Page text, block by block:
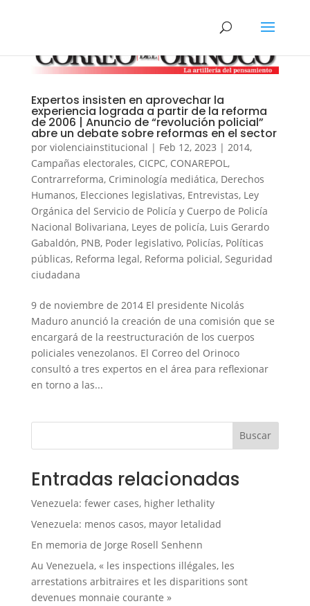
Expertos insisten en aprovechar la
experiencia lograda a partir de la reforma
de 2006 | Anuncio de “revolución policial”
abre un debate sobre reformas en el sector
por violenciainstitucional | Feb 12, 2023 | 2014,
Campañas electorales, CICPC, CONAREPOL ,
Contrarreforma, Criminología mediática, Derechos
Humanos, Elecciones legislativas, Entrevistas, Ley
Orgánica del Servicio de Policía y Cuerpo de Policía
Nacional Bolivariana, Leyes de policía, Luis Gerardo
Gabaldón, PNB, Poder legislativo, Policías, Políticas
públicas, Reforma legal, Reforma policial, Seguridad
ciudadana
9 de noviembre de 2014 El presidente Nicolás
Maduro anunció la creación de una comisión que se
encargará de la reestructuración de los cuerpos
policiales venezolanos. El Correo del Orinoco
consultó a tres expertos en el área para reflexionar
en torno a las...
Buscar
Entradas relacionadas
Venezuela: fewer cases, higher lethality
Venezuela: menos casos, mayor letalidad
En memoria de Jorge Rosell Senhenn
Au Venezuela, « les inspections illégales, les
arrestations arbitraires et les disparitions sont
devenues monnaie courante »